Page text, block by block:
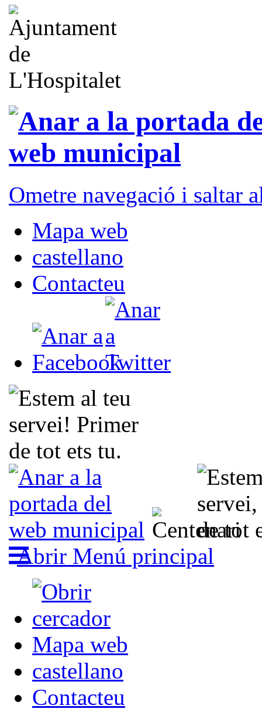
Ometre navegació i saltar
Mapa web
castellano
Contacteu
Abrir Menú principal
Mapa web
castellano
Contacteu